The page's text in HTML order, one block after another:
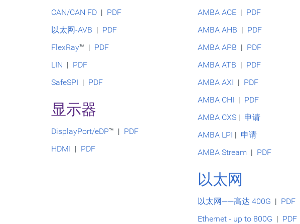
CAN/CAN FD | PDF
以太网-AVB | PDF
FlexRay™ | PDF
LIN | PDF
SafeSPI | PDF
显示器
DisplayPort/eDP™ | PDF
HDMI | PDF
AMBA ACE | PDF
AMBA AHB | PDF
AMBA APB | PDF
AMBA ATB | PDF
AMBA AXI | PDF
AMBA CHI | PDF
AMBA CXS | 申请
AMBA LPI | 申请
AMBA Stream | PDF
以太网
以太网——高达 400G | PDF
Ethernet - up to 800G | PDF